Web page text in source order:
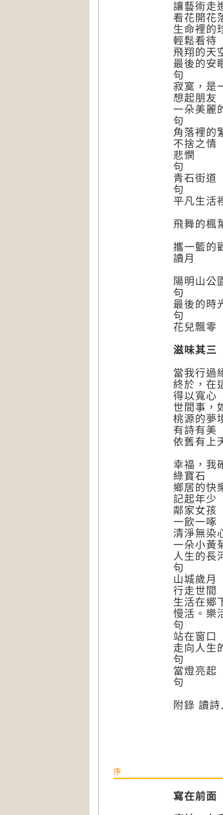
讓藝術
看花開
生命裡
輕鬆看
飛翔的
最後的
句
寂寞，
想起朋
一朵美
句
角落裡
不捨之
悲憫 劉
青石街
平凡生
飛舞
攜一籃
讀月
陽明山
最後的
花兒飄
滋味其
當我行過
終於，在
得以寬心
世間事，
桃源的夢
有詩有美
依舊有上
幸福，
綠寶石
鄉居的
記起年
鄰家女
一飲一
清淨無
一朵小
人生的
山城歲
行走世
生活在
慢活。
站在
走向人
當燈亮
附錄 讀
序
寫在前面